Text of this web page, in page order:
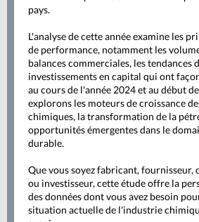
pays.
L'analyse de cette année examine les
de performance, notamment les
balances commerciales, les tendances
investissements en capital qui ont
au cours de l'année 2024 et au début
explorons les moteurs de croissance
chimiques, la transformation de la
opportunités émergentes dans le
durable.
Que vous soyez fabricant, fournisseur,
ou investisseur, cette étude offre la
des données dont vous avez besoin
situation actuelle de l'industrie